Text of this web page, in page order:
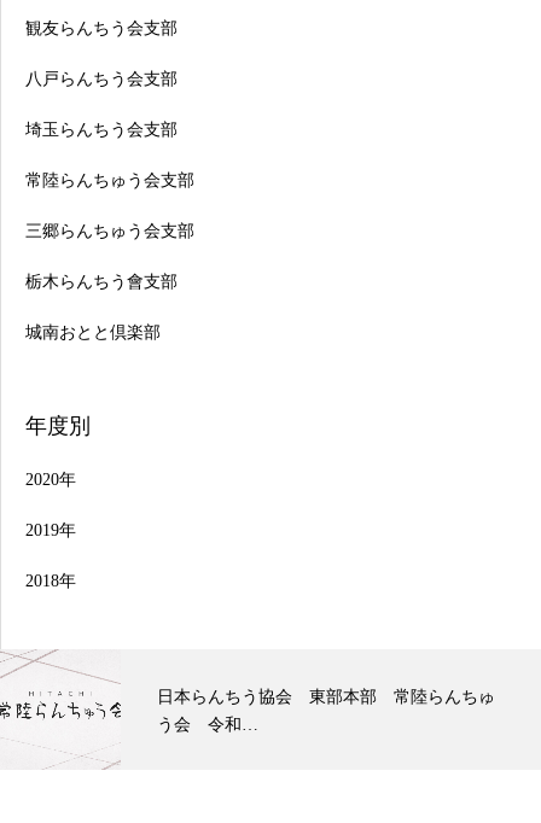
観友らんちう会支部
八戸らんちう会支部
埼玉らんちう会支部
常陸らんちゅう会支部
三郷らんちゅう会支部
栃木らんちう會支部
城南おとと倶楽部
年度別
2020年
2019年
2018年
日本らんちう協会 東部本部 常陸らんちゅ
う会 令和…